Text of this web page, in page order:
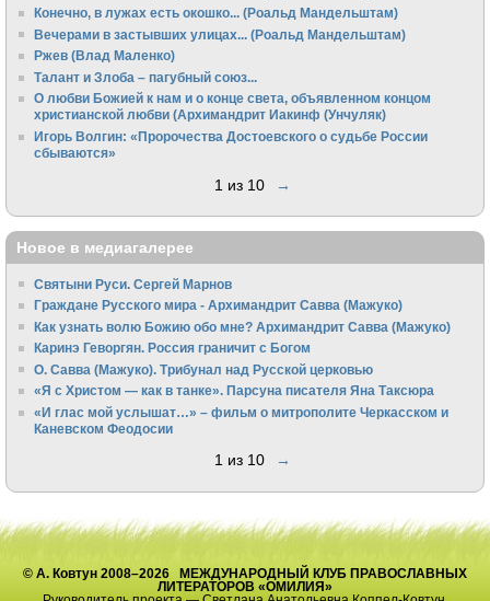
Конечно, в лужах есть окошко... (Роальд Мандельштам)
Вечерами в застывших улицах... (Роальд Мандельштам)
Ржев (Влад Маленко)
Талант и Злоба – пагубный союз...
О любви Божией к нам и о конце света, объявленном концом
христианской любви (Архимандрит Иакинф (Унчуляк)
Игорь Волгин: «Пророчества Достоевского о судьбе России
сбываются»
1 из 10 →
Новое в медиагалерее
Святыни Руси. Сергей Марнов
Граждане Русского мира - Архимандрит Савва (Мажуко)
Как узнать волю Божию обо мне? Архимандрит Савва (Мажуко)
Каринэ Геворгян. Россия граничит с Богом
О. Савва (Мажуко). Трибунал над Русской церковью
«Я с Христом — как в танке». Парсуна писателя Яна Таксюра
«И глас мой услышат…» – фильм о митрополите Черкасском и
Каневском Феодосии
1 из 10 →
© А. Ковтун 2008–2026 МЕЖДУНАРОДНЫЙ КЛУБ ПРАВОСЛАВНЫХ
ЛИТЕРАТОРОВ «ОМИЛИЯ»